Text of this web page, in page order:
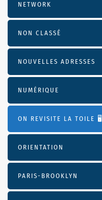
NETWORK
NON CLASSÉ
NOUVELLES ADRESSES
NUMÉRIQUE
ON REVISITE LA TOILE 🖥️
ORIENTATION
PARIS-BROOKLYN